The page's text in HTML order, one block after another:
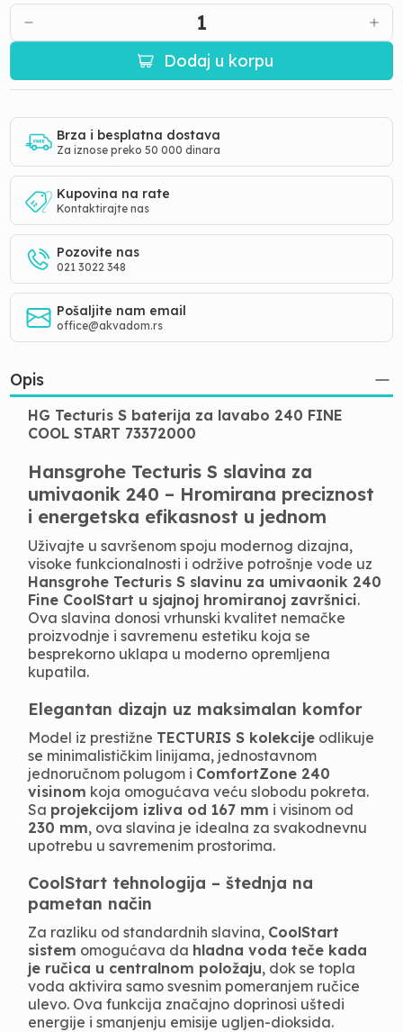
1
Dodaj u korpu
Brza i besplatna dostava
Za iznose preko 50 000 dinara
Kupovina na rate
Kontaktirajte nas
Pozovite nas
021 3022 348
Pošaljite nam email
office@akvadom.rs
Opis
HG Tecturis S baterija za lavabo 240 FINE
COOL START 73372000
Hansgrohe Tecturis S slavina za
umivaonik 240 – Hromirana preciznost
i energetska efikasnost u jednom
Uživajte u savršenom spoju modernog dizajna,
visoke funkcionalnosti i održive potrošnje vode uz
Hansgrohe Tecturis S slavinu za umivaonik 240
Fine CoolStart u sjajnoj hromiranoj završnici.
Ova slavina donosi vrhunski kvalitet nemačke
proizvodnje i savremenu estetiku koja se
besprekorno uklapa u moderno opremljena
kupatila.
Elegantan dizajn uz maksimalan komfor
Model iz prestižne TECTURIS S kolekcije odlikuje
se minimalističkim linijama, jednostavnom
jednoručnom polugom i ComfortZone 240
visinom koja omogućava veću slobodu pokreta.
Sa projekcijom izliva od 167 mm i visinom od
230 mm, ova slavina je idealna za svakodnevnu
upotrebu u savremenim prostorima.
CoolStart tehnologija – štednja na
pametan način
Za razliku od standardnih slavina, CoolStart
sistem omogućava da hladna voda teče kada
je ručica u centralnom položaju, dok se topla
voda aktivira samo svesnim pomeranjem ručice
ulevo. Ova funkcija značajno doprinosi uštedi
energije i smanjenju emisije ugljen-dioksida.